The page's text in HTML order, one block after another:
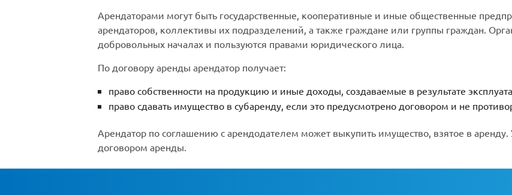
Арендаторами могут быть государственные, кооперативные и иные общественные
арендаторов, коллективы их подразделений, а также граждане или группы граждан.
добровольных началах и пользуются правами юридического лица.
По договору аренды арендатор получает:
право собственности на продукцию и иные доходы, создаваемые в результате
право сдавать имущество в субаренду, если это предусмотрено договором и не
Арендатор по соглашению с арендодателем может выкупить имущество, взятое в
договором аренды.